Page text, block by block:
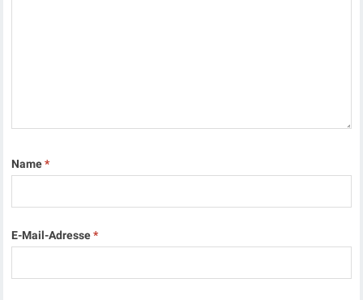
Name*
E-Mail-Adresse*